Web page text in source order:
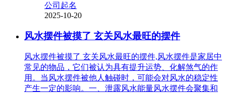
公司起名
2025-10-20
风水摆件被摸了 玄关风水最旺的摆件
风水摆件被摸了 玄关风水最旺的摆件,风水摆件是家居中
常见的物品，它们被认为具有提升运势、化解煞气的作
用。当风水摆件被他人触碰时，可能会对风水的稳定性
产生一定的影响。一、泄露风水能量风水摆件会聚集和